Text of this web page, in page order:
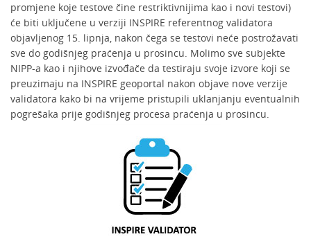
promjene koje testove čine restriktivnijima kao i novi testovi)
će biti uključene u verziji INSPIRE referentnog validatora
objavljenog 15. lipnja, nakon čega se testovi neće postrožavati
sve do godišnjeg praćenja u prosincu. Molimo sve subjekte
NIPP-a kao i njihove izvođače da testiraju svoje izvore koji se
preuzimaju na INSPIRE geoportal nakon objave nove verzije
validatora kako bi na vrijeme pristupili uklanjanju eventualnih
pogrešaka prije godišnjeg procesa praćenja u prosincu.